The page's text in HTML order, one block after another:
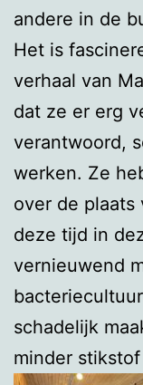
andere in de
Het is
verhaal van
dat ze er erg
verantwoord,
werken. Ze
over de
deze tijd in
vernieuwend
schadelijk
minder